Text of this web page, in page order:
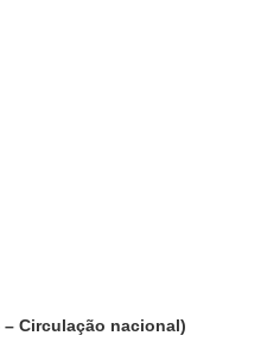
– Circulação nacional)